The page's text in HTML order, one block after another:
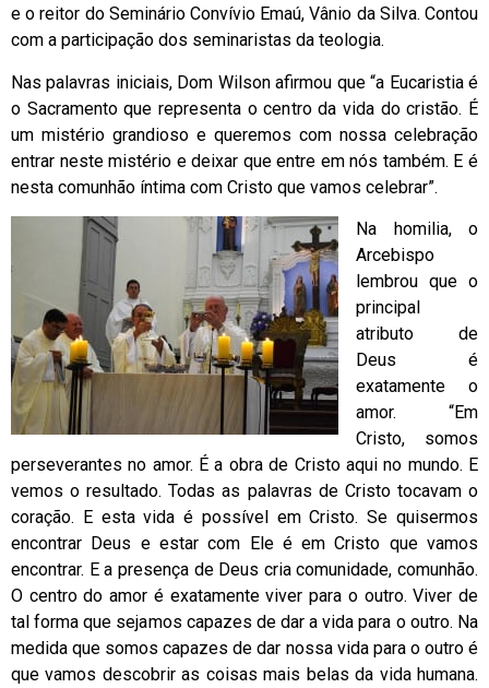
e o reitor do Seminário Convívio Emaú, Vânio da Silva. Contou
com a participação dos seminaristas da teologia.
Nas palavras iniciais, Dom Wilson afirmou que “a Eucaristia é
o Sacramento que representa o centro da vida do cristão. É
um mistério grandioso e queremos com nossa celebração
entrar neste mistério e deixar que entre em nós também. E é
nesta comunhão íntima com Cristo que vamos celebrar”.
Na homilia, o
Arcebispo
lembrou que o
principal
atributo de
Deus é
exatamente o
amor. “Em
Cristo, somos
perseverantes no amor. É a obra de Cristo aqui no mundo. E
vemos o resultado. Todas as palavras de Cristo tocavam o
coração. E esta vida é possível em Cristo. Se quisermos
encontrar Deus e estar com Ele é em Cristo que vamos
encontrar. E a presença de Deus cria comunidade, comunhão.
O centro do amor é exatamente viver para o outro. Viver de
tal forma que sejamos capazes de dar a vida para o outro. Na
medida que somos capazes de dar nossa vida para o outro é
que vamos descobrir as coisas mais belas da vida humana.